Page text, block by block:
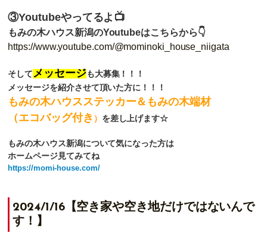
③Youtubeやってるよ📺
もみの木ハウス新潟のYoutubeはこちらから👇
https://www.youtube.com/@mominoki_house_niigata
そしてメッセージも大募集！！！
メッセージを紹介させて頂いた方に！！！
もみの木ハウスステッカー＆もみの木端材
（エコバッグ付き ） を差し上げます☆
もみの木ハウス新潟について気になった方は
ホームページ見てみてね
https://momi-house.com/
2024/1/16【空き家や空き地だけではないんで
す！】